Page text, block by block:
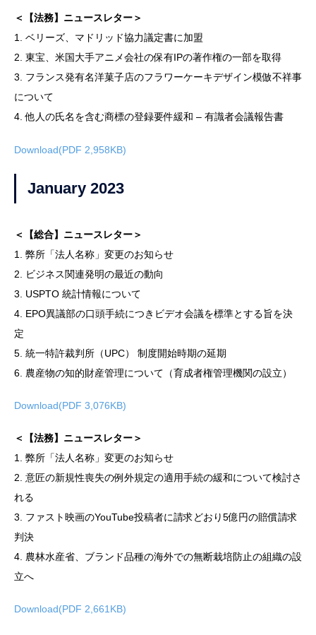
＜【法務】ニュースレター＞
1. ベリーズ、マドリッド協力議定書に加盟
2. 東宝、米国大手アニメ会社の保有IPの著作権の一部を取得
3. フランス発有名洋菓子店のフラワーケーキデザイン模倣不祥事
について
4. 他人の氏名を含む商標の登録要件緩和 – 有識者会議報告書
Download(PDF 2,958KB)
January 2023
＜【総合】ニュースレター＞
1. 弊所「法人名称」変更のお知らせ
2. ビジネス関連発明の最近の動向
3. USPTO 統計情報について
4. EPO異議部の口頭手続につきビデオ会議を標準とする旨を決
定
5. 統一特許裁判所（UPC） 制度開始時期の延期
6. 農産物の知的財産管理について（育成者権管理機関の設立）
Download(PDF 3,076KB)
＜【法務】ニュースレター＞
1. 弊所「法人名称」変更のお知らせ
2. 意匠の新規性喪失の例外規定の適用手続の緩和について検討さ
れる
3. ファスト映画のYouTube投稿者に請求どおり5億円の賠償請求
判決
4. 農林水産省、ブランド品種の海外での無断栽培防止の組織の設
立へ
Download(PDF 2,661KB)